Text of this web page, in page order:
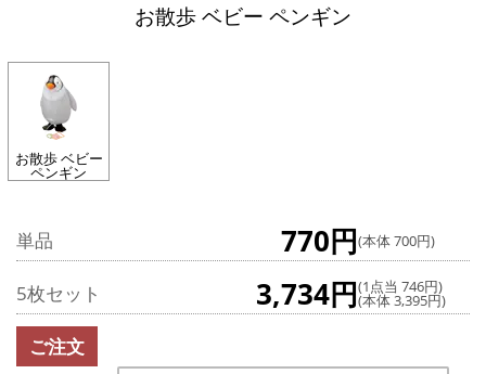
お散歩 ベビー ペンギン
お散歩 ベビー
ペンギン
単品 770円(本体 700円)
5枚セット 3,734円(1点当 746円)
(本体 3,395円)
ご注文